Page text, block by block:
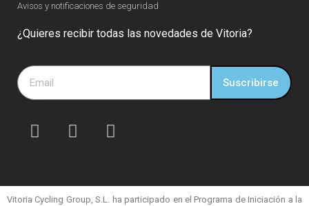
Avisos y notificaciones de seguridad
¿Quieres recibir todas las novedades de Vitoria?
Suscribirse
Vitoria Cycling Group, S.L. ha participado en el Programa de Iniciación a la